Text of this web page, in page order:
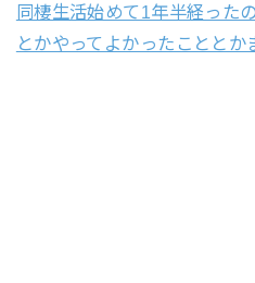
同棲生活始めて1年半経った
とかやってよかったこととか